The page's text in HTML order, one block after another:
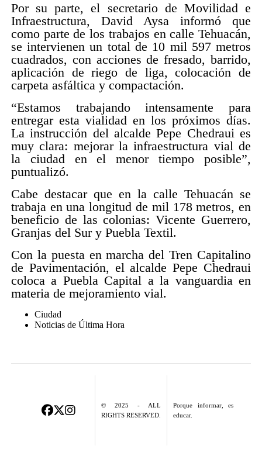
Por su parte, el secretario de Movilidad e
Infraestructura, David Aysa informó que
como parte de los trabajos en calle Tehuacán,
se intervienen un total de 10 mil 597 metros
cuadrados, con acciones de fresado, barrido,
aplicación de riego de liga, colocación de
carpeta asfáltica y compactación.
“Estamos trabajando intensamente para
entregar esta vialidad en los próximos días.
La instrucción del alcalde Pepe Chedraui es
muy clara: mejorar la infraestructura vial de
la ciudad en el menor tiempo posible”,
puntualizó.
Cabe destacar que en la calle Tehuacán se
trabaja en una longitud de mil 178 metros, en
beneficio de las colonias: Vicente Guerrero,
Granjas del Sur y Puebla Textil.
Con la puesta en marcha del Tren Capitalino
de Pavimentación, el alcalde Pepe Chedraui
coloca a Puebla Capital a la vanguardia en
materia de mejoramiento vial.
Ciudad
Noticias de Última Hora
© 2025 - ALL
RIGHTS RESERVED.
Porque informar, es
educar.